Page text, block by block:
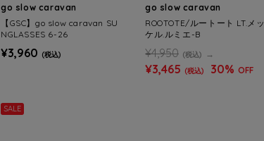
go slow caravan
【GSC】go slow caravan SU
NGLASSES 6-26
¥3,960 (税込)
go slow caravan
ROOTOTE/ルートート LT.メッ
ケル.ルミエ-B
¥4,950 (税込)
¥3,465 (税込) 30% OFF
SALE